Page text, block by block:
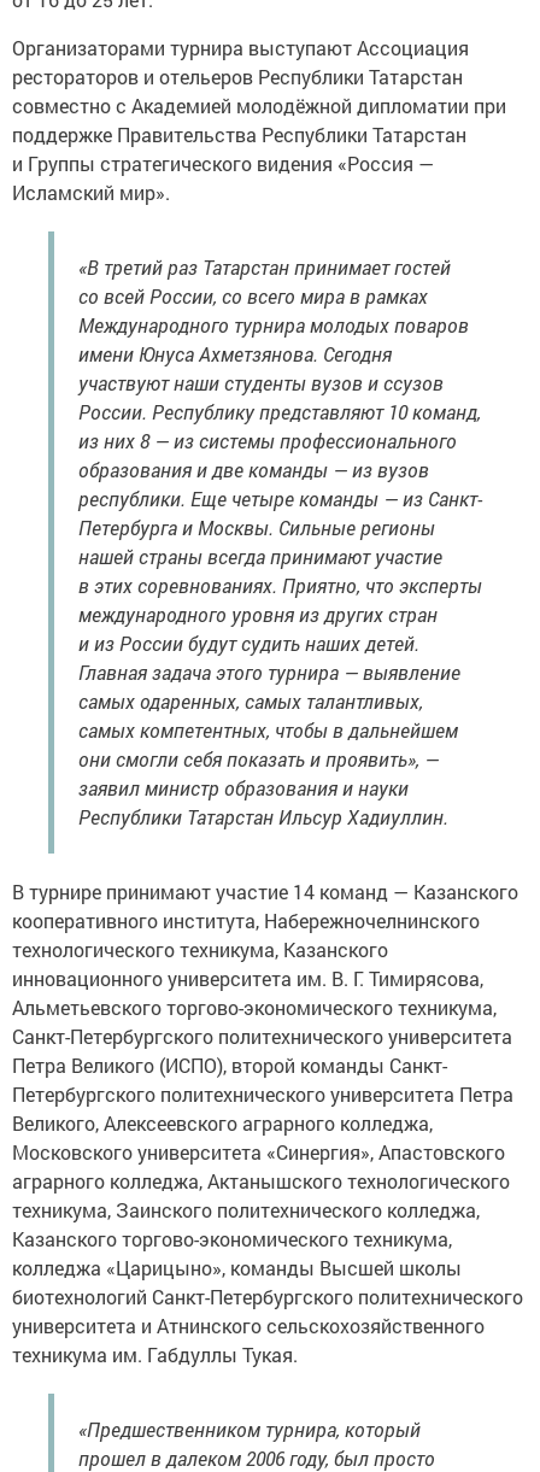
Организаторами турнира выступают Ассоциация
рестораторов и отельеров Республики Татарстан
совместно с Академией молодёжной дипломатии при
поддержке Правительства Республики Татарстан
и Группы стратегического видения «Россия —
Исламский мир».
«В третий раз Татарстан принимает гостей
со всей России, со всего мира в рамках
Международного турнира молодых поваров
имени Юнуса Ахметзянова. Сегодня
участвуют наши студенты вузов и ссузов
России. Республику представляют 10 команд,
из них 8 — из системы профессионального
образования и две команды — из вузов
республики. Еще четыре команды — из Санкт-
Петербурга и Москвы. Сильные регионы
нашей страны всегда принимают участие
в этих соревнованиях. Приятно, что эксперты
международного уровня из других стран
и из России будут судить наших детей.
Главная задача этого турнира — выявление
самых одаренных, самых талантливых,
самых компетентных, чтобы в дальнейшем
они смогли себя показать и проявить», —
заявил министр образования и науки
Республики Татарстан Ильсур Хадиуллин.
В турнире принимают участие 14 команд — Казанского
кооперативного института, Набережночелнинского
технологического техникума, Казанского
инновационного университета им. В. Г. Тимирясова,
Альметьевского торгово-экономического техникума,
Санкт-Петербургского политехнического университета
Петра Великого (ИСПО), второй команды Санкт-
Петербургского политехнического университета Петра
Великого, Алексеевского аграрного колледжа,
Московского университета «Синергия», Апастовского
аграрного колледжа, Актанышского технологического
техникума, Заинского политехнического колледжа,
Казанского торгово-экономического техникума,
колледжа «Царицыно», команды Высшей школы
биотехнологий Санкт-Петербургского политехнического
университета и Атнинского сельскохозяйственного
техникума им. Габдуллы Тукая.
«Предшественником турнира, который
прошел в далеком 2006 году, был просто